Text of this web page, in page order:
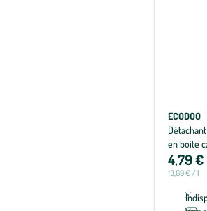
ECODOO
en boite
4,79 €
13,69 € / l